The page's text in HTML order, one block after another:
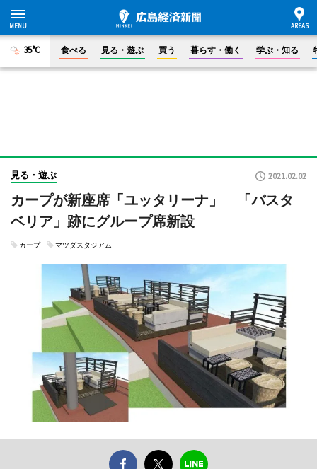
35°C 食べる 見る・遊ぶ 買う 暮らす・働く 学ぶ・知る
見る・遊ぶ 2021.02.02
カープが新座席「ユッタリーナ」 「バスタ
ベリア」跡にグループ席新設
カープ マツダスタジアム